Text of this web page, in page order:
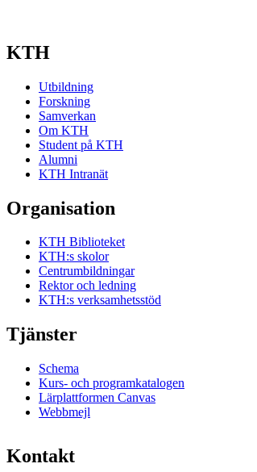
KTH
Utbildning
Forskning
Samverkan
Om KTH
Student på KTH
Alumni
KTH Intranät
Organisation
KTH Biblioteket
KTH:s skolor
Centrumbildningar
Rektor och ledning
KTH:s verksamhetsstöd
Tjänster
Schema
Kurs- och programkatalogen
Lärplattformen Canvas
Webbmejl
Kontakt